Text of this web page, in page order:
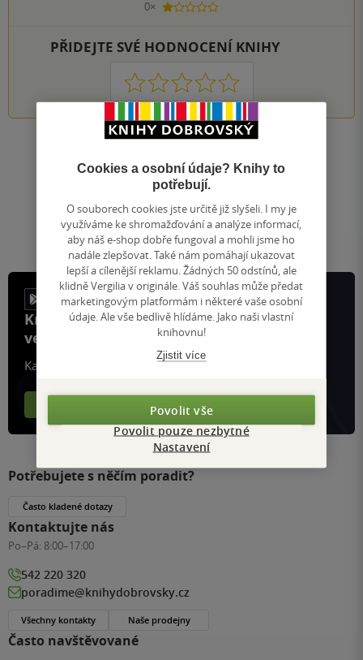
0×
1 hvezdička
PŘIDEJTE SVÉ HODNOCENÍ KNIHY
1 2 3 4 5
Zobrazeno 20 z 20
1
na
stránku
/ 1
Knihy, recenze a klubové výhody
ve vaší kapse a naší appce KDčko
Každý měsíc společně přečteme tisíce knih
Více o klubu
Často navštěvované
Potřebujete s něčím poradit?
Často kladené dotazy
Kontaktujte nás
Po–Pá: 8:00–17:00
542 220 320
poradime@knihydobrovsky.cz
Všechny kontakty Naše prodejny
Cookies a osobní údaje? Knihy to
potřebují.
O souborech cookies jste určitě již slyšeli. I my je
využíváme ke shromažďování a analýze informací,
aby náš e-shop dobře fungoval a mohli jsme ho
nadále zlepšovat. Také nám pomáhají ukazovat
lepší a cílenější reklamu. Žádných 50 odstínů, ale
klidně Vergilia v originále. Váš souhlas může předat
marketingovým platformám i některé vaše osobní
údaje. Ale vše bedlivě hlídáme. Jako naši vlastní
knihovnu!
Zjistit více
Povolit vše
Povolit pouze nezbytné
Nastavení